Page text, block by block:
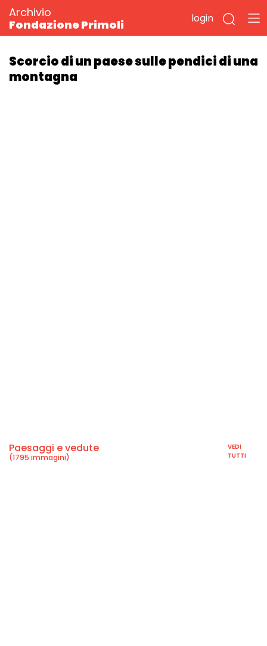
Archivio
Fondazione Primoli
login
Scorcio di un paese sulle pendici di una
montagna
Paesaggi e vedute
(1795 immagini)
VEDI
TUTTI